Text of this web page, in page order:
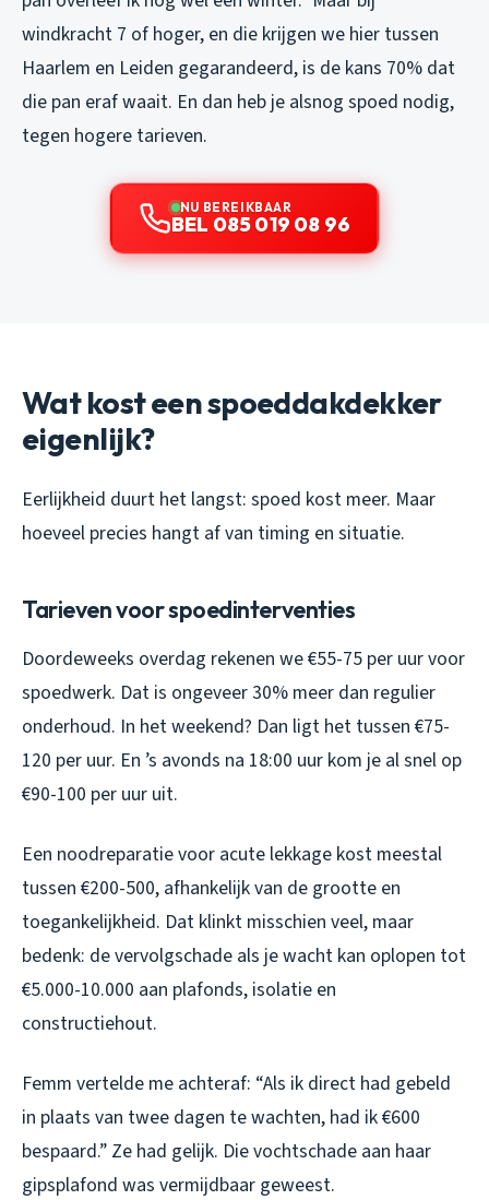
windkracht 7 of hoger, en die krijgen we hier tussen
Haarlem en Leiden gegarandeerd, is de kans 70% dat
die pan eraf waait. En dan heb je alsnog spoed nodig,
tegen hogere tarieven.
NU BEREIKBAAR
BEL 085 019 08 96
Wat kost een spoeddakdekker
eigenlijk?
Eerlijkheid duurt het langst: spoed kost meer. Maar
hoeveel precies hangt af van timing en situatie.
Tarieven voor spoedinterventies
Doordeweeks overdag rekenen we €55-75 per uur voor
spoedwerk. Dat is ongeveer 30% meer dan regulier
onderhoud. In het weekend? Dan ligt het tussen €75-
120 per uur. En ’s avonds na 18:00 uur kom je al snel op
€90-100 per uur uit.
Een noodreparatie voor acute lekkage kost meestal
tussen €200-500, afhankelijk van de grootte en
toegankelijkheid. Dat klinkt misschien veel, maar
bedenk: de vervolgschade als je wacht kan oplopen tot
€5.000-10.000 aan plafonds, isolatie en
constructiehout.
Femm vertelde me achteraf: “Als ik direct had gebeld
in plaats van twee dagen te wachten, had ik €600
bespaard.” Ze had gelijk. Die vochtschade aan haar
gipsplafond was vermijdbaar geweest.